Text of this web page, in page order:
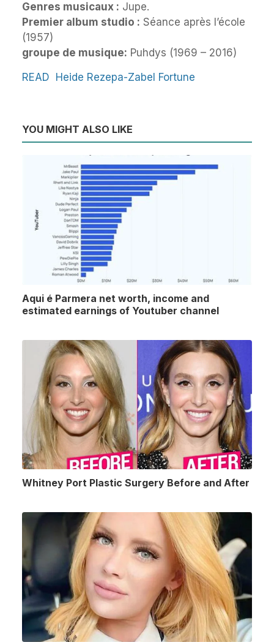
Genres musicaux : Jupe.
Premier album studio : Séance après l’école
(1957)
groupe de musique: Puhdys (1969 – 2016)
READ
Heide Rezepa-Zabel Fortune
YOU MIGHT ALSO LIKE
Aqui é Parmera net worth, income and
estimated earnings of Youtuber channel
Whitney Port Plastic Surgery Before and After